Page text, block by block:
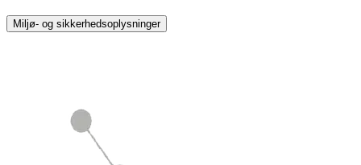
Miljø- og sikkerhedsoplysninger